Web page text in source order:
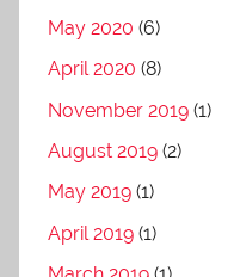
May 2020 (6)
April 2020 (8)
November 2019 (1)
August 2019 (2)
May 2019 (1)
April 2019 (1)